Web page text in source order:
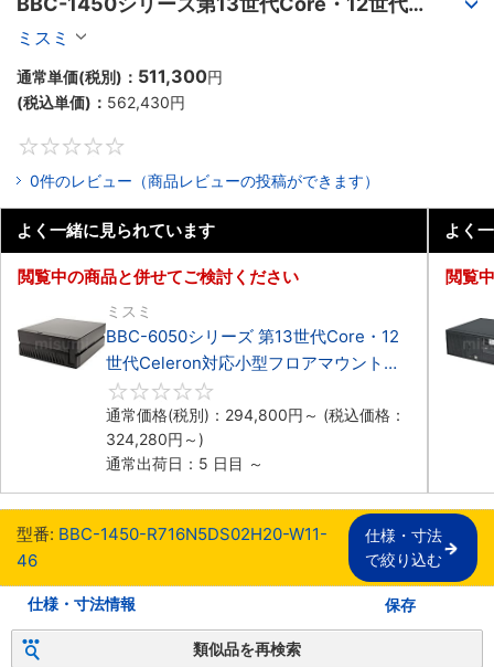
Celeron対応小型フロアマウント4PCIe
ミスミ
通常単価(税別)： 511,300円
(税込単価)： 562,430円
0件のレビュー（商品レビューの投稿ができます）
よく一緒に見られています
閲覧中の商品と併せてご検討ください
ミスミ
BBC-6050シリーズ 第13世代Core・12
世代Celeron対応小型フロアマウント
3PCIe
通常価格(税別)： 294,800円 ～ (税込価格：
324,280円 ～)
通常出荷日：5 日目 ～
よく
閲覧
型番: BBC-1450-R716N5DS02H20-W11-
46
仕様・寸法
で絞り込む
仕様・寸法情報 保存
類似品を再検索